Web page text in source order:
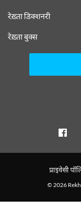
रेख़्ता डिक्शनरी
रेख़्ता बुक्स
प्राइवेसी
© 2026